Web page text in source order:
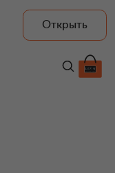
Открыть